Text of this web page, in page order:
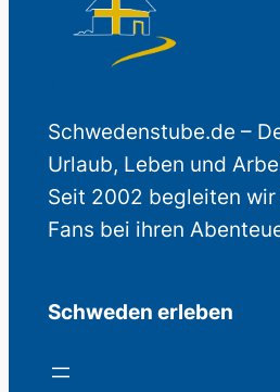
Schwedenstube.de –
Urlaub, Leben und
Seit 2002 begleiten
Fans bei ihren
Schweden erleben